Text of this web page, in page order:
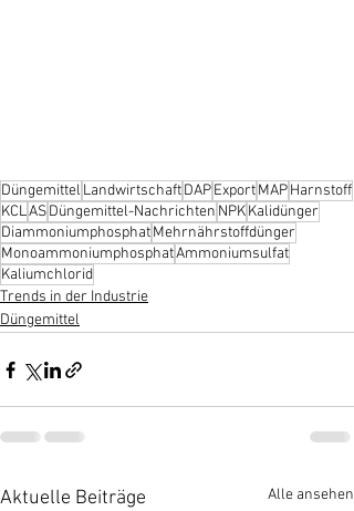
Düngemittel LandwirtschaftDAPExportMAPHarnstoff
KCLASDüngemittel-Nachrichten NPKKalidünger
DiammoniumphosphatMehrnährstoffdünger
MonoammoniumphosphatAmmoniumsulfat
Kaliumchlorid
Trends in der Industrie
Düngemittel
Aktuelle Beiträge Alle ansehen